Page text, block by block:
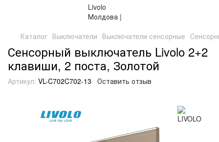
Каталог Выключатели Выключатели сенсорные
Сенсорный выключатель Livolo 2+2
клавиши, 2 поста, Золотой
Артикул: VL-C702C702-13 Оставить отзыв